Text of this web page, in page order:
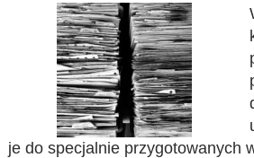
je do specjalnie przygotowanych